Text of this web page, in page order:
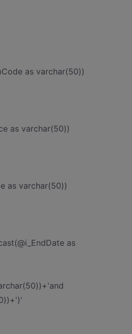
as varchar(50))
as varchar(50))
as varchar(50))
as